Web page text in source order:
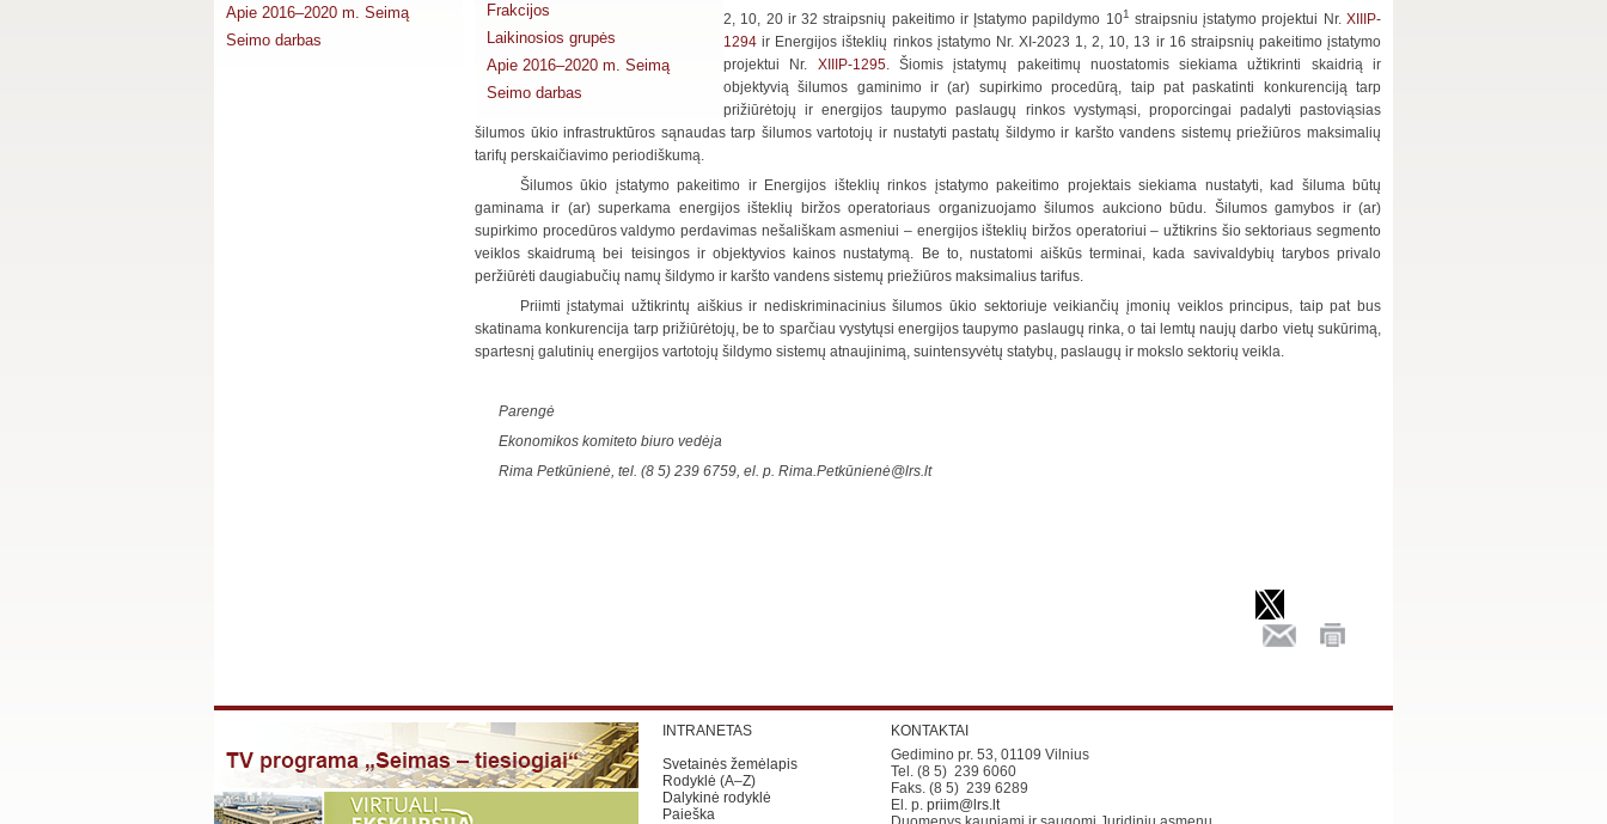
Apie 2016–2020 m. Seimą
Seimo darbas
Frakcijos
Laikinosios grupės
Apie 2016–2020 m. Seimą
Seimo darbas
2, 10, 20 ir 32 straipsnių pakeitimo ir Įstatymo papildymo 101 straipsniu įstatymo projektui Nr.XIIIP-
1294 ir Energijos išteklių rinkos įstatymo Nr. XI-2023 1, 2, 10, 13 ir 16 straipsnių pakeitimo įstatymo
projektui Nr. XIIIP-1295. Šiomis įstatymų pakeitimų nuostatomis siekiama užtikrinti skaidrią ir
objektyvią šilumos gaminimo ir (ar) supirkimo procedūrą, taip pat paskatinti konkurenciją tarp
prižiūrėtojų ir energijos taupymo paslaugų rinkos vystymąsi, proporcingai padalyti pastoviąsias
šilumos ūkio infrastruktūros sąnaudas tarp šilumos vartotojų ir nustatyti pastatų šildymo ir karšto vandens sistemų priežiūros maksimalių
tarifų perskaičiavimo periodiškumą.
Šilumos ūkio įstatymo pakeitimo ir Energijos išteklių rinkos įstatymo pakeitimo projektais siekiama nustatyti, kad šiluma būtų
gaminama ir (ar) superkama energijos išteklių biržos operatoriaus organizuojamo šilumos aukciono būdu. Šilumos gamybos ir (ar)
supirkimo procedūros valdymo perdavimas nešališkam asmeniui – energijos išteklių biržos operatoriui – užtikrins šio sektoriaus segmento
veiklos skaidrumą bei teisingos ir objektyvios kainos nustatymą. Be to, nustatomi aiškūs terminai, kada savivaldybių tarybos privalo
peržiūrėti daugiabučių namų šildymo ir karšto vandens sistemų priežiūros maksimalius tarifus.
Priimti įstatymai užtikrintų aiškius ir nediskriminacinius šilumos ūkio sektoriuje veikiančių įmonių veiklos principus, taip pat bus
skatinama konkurencija tarp prižiūrėtojų, be to sparčiau vystytųsi energijos taupymo paslaugų rinka, o tai lemtų naujų darbo vietų sukūrimą,
spartesnį galutinių energijos vartotojų šildymo sistemų atnaujinimą, suintensyvėtų statybų, paslaugų ir mokslo sektorių veikla.
Parengė
Ekonomikos komiteto biuro vedėja
Rima Petkūnienė, tel. (8 5) 239 6759, el. p. Rima.Petkūnienė@lrs.lt
INTRANETAS
Svetainės žemėlapis
Rodyklė (A–Z)
Dalykinė rodyklė
Paieška
KONTAKTAI
Gedimino pr. 53, 01109 Vilnius
Tel. (8 5) 239 6060
Faks. (8 5) 239 6289
El. p. priim@lrs.lt